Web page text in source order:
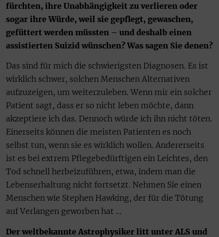
fürchten, ihre Unabhängigkeit zu verlieren oder
sogar ihre Würde, weil sie gepflegt, gewaschen,
gefüttert werden müssten – und deshalb einen
assistierten Suizid wünschen? Was sagen Sie denen?
Das sind für mich die schwierigsten Diagnosen. Es ist
wirklich schwer, solchen Menschen Alternativen
aufzuzeigen, um weiterzuleben. Wenn mir ein solcher
Patient sagt, dass er so nicht leben möchte, dann
akzeptiere ich das. Dennoch würde ich ihn nicht töten.
Einerseits können die meisten Patienten es noch
selbst tun, wenn sie es wirklich wollen. Andererseits
ist es bei extrem Pflegebedürftigen ein Leichtes, den
Tod schnell herbeizuführen, etwa, indem man die
Lebenserhaltung nicht fortsetzt. Nehmen Sie einen
Menschen wie Stephen Hawking, der für die Tötung
auf Verlangen geworben hat …
Der weltbekannte Astrophysiker litt unter ALS und